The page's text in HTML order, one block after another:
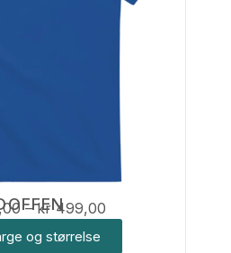
– kr499,00
og størrelse